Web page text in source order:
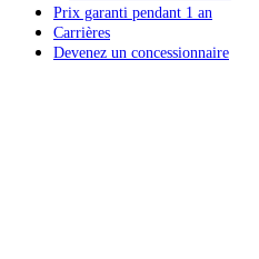
Prix garanti pendant 1 an
Carrières
Devenez un concessionnaire